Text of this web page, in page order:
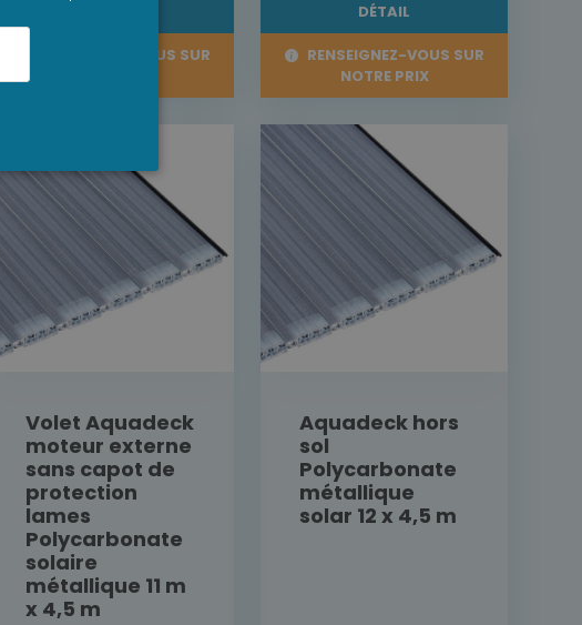
RENSEIGNEZ-VOUS SUR
DÉTAIL
RENSEIGNEZ-VOUS SUR
NOTRE PRIX
Volet Aquadeck
moteur externe
sans capot de
protection
lames
Polycarbonate
solaire
métallique 11 m
x 4,5 m
Aquadeck hors
sol
Polycarbonate
métallique
solar 12 x 4,5 m